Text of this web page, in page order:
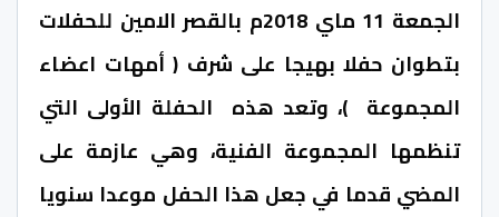
الجمعة 11 ماي 2018م بالقصر الامين للحفلات
بتطوان حفلا بهيجا على شرف ( أمهات اعضاء
المجموعة )، وتعد هذه الحفلة الأولى التي
تنظمها المجموعة الفنية، وهي عازمة على
المضي قدما في جعل هذا الحفل موعدا سنويا